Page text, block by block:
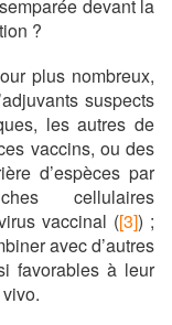
devant la
?
plus nombreux,
suspects
les autres de
vaccins, ou des
d’espèces par
cellulaires
vaccinal ([3]) ;
avec d’autres
favorables à leur